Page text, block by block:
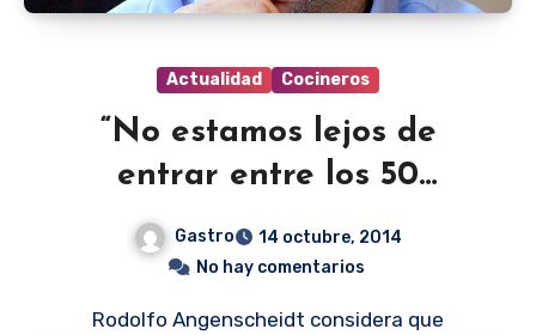
Actualidad Cocineros
“No estamos lejos de
entrar entre los 50
Gastro
14 octubre, 2014
No hay comentarios
Rodolfo Angenscheidt considera que